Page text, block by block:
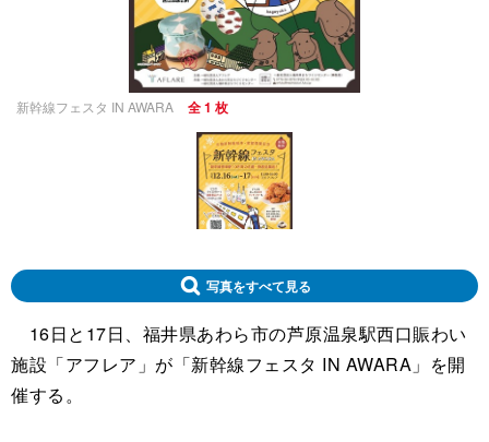
新幹線フェスタ IN AWARA 全 1 枚
写真をすべて見る
16日と17日、福井県あわら市の芦原温泉駅西口賑わい
施設「アフレア」が「新幹線フェスタ IN AWARA」を開
催する。